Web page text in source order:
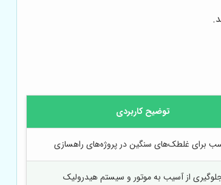
توضیح کاربردی
برای غلطک‌های سنگین در پروژه‌های راهسازی
از آسیب به موتور و سیستم هیدرولیک